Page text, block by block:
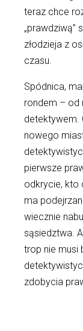
teraz chce
„prawdziwą”
złodzieja z
czasu.
Spódnica,
rondem – od
detektywem.
nowego
pierwsze
odkrycie, kto
ma
wiecznie
sąsiedztwa.
trop nie musi
zdobycia